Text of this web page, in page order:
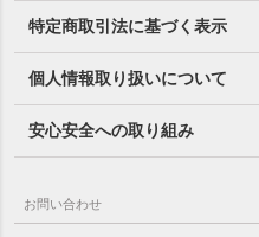
特定商取引法に基づく表示
個人情報取り扱いについて
安心安全への取り組み
お問い合わせ